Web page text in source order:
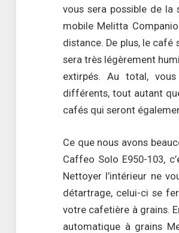
vous sera possible de la
mobile Melitta
distance. De plus, le
sera très légèrement
extirpés. Au total,
différents, tout autant
cafés qui seront
Ce que nous avons
Caffeo Solo E950-103,
Nettoyer l’intérieur ne
détartrage, celui-ci se
votre cafetière à grains.
automatique à grains